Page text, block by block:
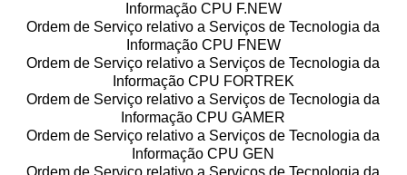
Informação CPU F.NEW
Ordem de Serviço relativo a Serviços de Tecnologia da
Informação CPU FNEW
Ordem de Serviço relativo a Serviços de Tecnologia da
Informação CPU FORTREK
Ordem de Serviço relativo a Serviços de Tecnologia da
Informação CPU GAMER
Ordem de Serviço relativo a Serviços de Tecnologia da
Informação CPU GEN